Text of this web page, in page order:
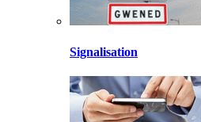
Signalisation